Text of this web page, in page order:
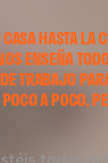
HASTA LA
ENSEÑA
TRABAJO
A POCO,
todos